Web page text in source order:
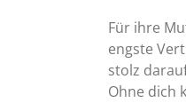
Für ihre
engste
stolz
Ohne dich